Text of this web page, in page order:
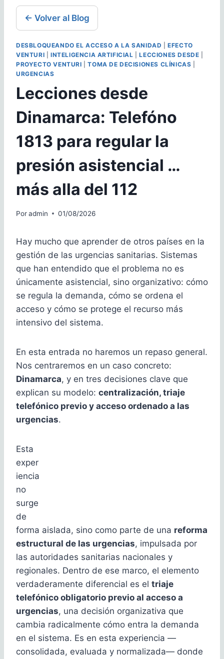
← Volver al Blog
DESBLOQUEANDO EL ACCESO A LA SANIDAD |EFECTO
VENTURI
INTELIGENCIA ARTIFICIAL |LECCIONES DESDE
PROYECTO VENTURI |TOMA DE DECISIONES CLÍNICAS
URGENCIAS
Lecciones desde
Dinamarca: Telefóno
1813 para regular la
presión asistencial …
más alla del 112
Poradmin 01/08/2026
Hay mucho que aprender de otros países en la
gestión de las urgencias sanitarias. Sistemas
que han entendido que el problema no es
únicamente asistencial, sino organizativo: cómo
se regula la demanda, cómo se ordena el
acceso y cómo se protege el recurso más
intensivo del sistema.
En esta entrada no haremos un repaso general.
Nos centraremos en un caso concreto:
Dinamarca, y en tres decisiones clave que
explican su modelo: centralización, triaje
telefónico previo y acceso ordenado a las
urgencias.
Esta
exper
iencia
no
surge
de
forma aislada, sino como parte de una reforma
estructural de las urgencias, impulsada por
las autoridades sanitarias nacionales y
regionales. Dentro de ese marco, el elemento
verdaderamente diferencial es el triaje
telefónico obligatorio previo al acceso a
urgencias, una decisión organizativa que
cambia radicalmente cómo entra la demanda
en el sistema. Es en esta experiencia —
consolidada, evaluada y normalizada— donde